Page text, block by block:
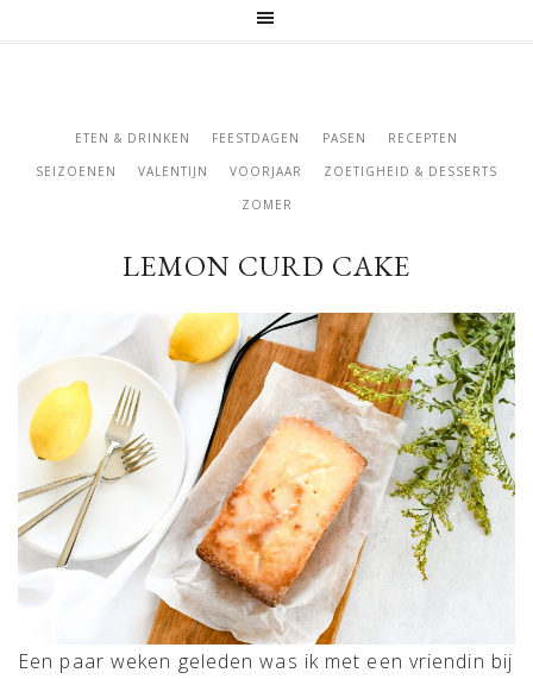
ETEN & DRINKEN FEESTDAGEN PASEN
RECEPTEN
SEIZOENEN
VALENTIJN VOORJAAR
ZOETIGHEID & DESSERTS
ZOMER
LEMON CURD CAKE
Een paar weken geleden was ik met een vriendin bij